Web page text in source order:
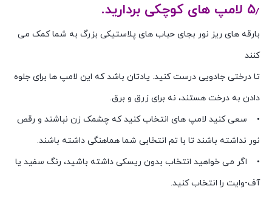
۵٫ لامپ های کوچکی بردارید.
بارقه های ریز نور بجای حباب های پلاستیکی بزرگ به شما کمک می
کنند
تا درختی جادویی درست کنید. یادتان باشد که این لامپ ها برای جلوه
دادن به درخت هستند، نه برای زرق و برق.
• سعی کنید لامپ های انتخاب کنید که چشمک زن نباشند و رقص
نور نداشته باشند تا با تم انتخابی شما هماهنگی داشته باشند.
• اگر می خواهید انتخاب بدون ریسکی داشته باشید، رنگ سفید یا
آف-وایت را انتخاب کنید.